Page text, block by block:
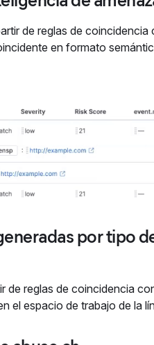
de reglas de coincidencia
en formato
por tipo
de reglas de coincidencia
el espacio de trabajo de la